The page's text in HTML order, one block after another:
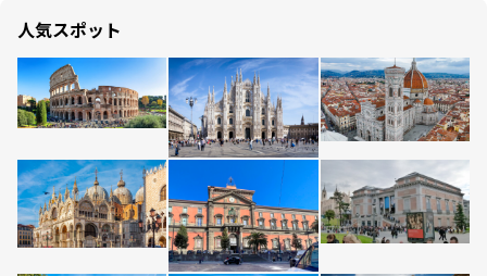
人気スポット